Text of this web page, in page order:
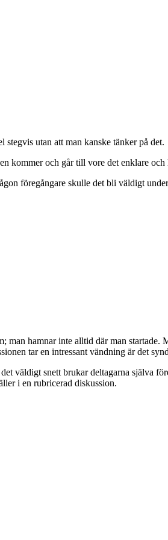
utan att man kanske tänker på det.
kommer och går till vore det enklare och
föregångare skulle det bli väldigt
hamnar inte alltid där man startade.
tar en intressant vändning är det
väldigt snett brukar deltagarna själva
i en rubricerad diskussion.